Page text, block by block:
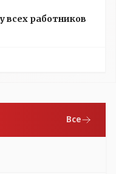
всех работников
Все